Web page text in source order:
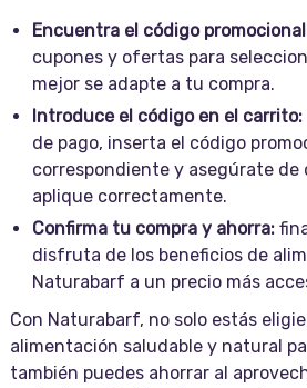
Encuentra el código
cupones y ofertas para
mejor se adapte a tu compra.
Introduce el código en el carrito:
de pago, inserta el código
correspondiente y asegúrate de
aplique correctamente.
Confirma tu compra y ahorra:
disfruta de los beneficios de
Naturabarf a un precio más
Con Naturabarf, no solo estás
alimentación saludable y natural
también puedes ahorrar al